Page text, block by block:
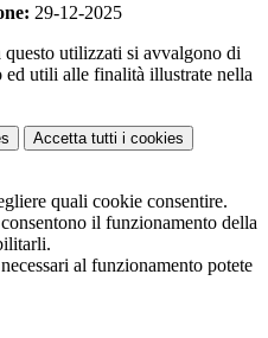
29-12-2025
utilizzati si avvalgono di
ed utili alle finalità illustrate nella
Accetta tutti i cookies
quali cookie consentire.
il funzionamento della
al funzionamento potete